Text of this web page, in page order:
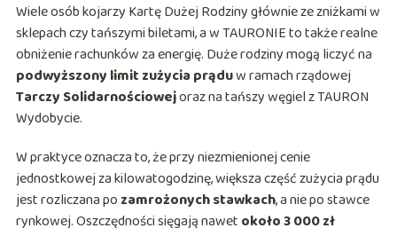
Wiele osób kojarzy Kartę Dużej Rodziny głównie ze zniżkami w
sklepach czy tańszymi biletami, a w TAURONIE to także realne
obniżenie rachunków za energię. Duże rodziny mogą liczyć na
podwyższony limit zużycia prąduw ramach rządowej
Tarczy Solidarnościowejoraz na tańszy węgiel z TAURON
Wydobycie.
W praktyce oznacza to, że przy niezmienionej cenie
jednostkowej za kilowatogodzinę, większa część zużycia prądu
jest rozliczana po zamrożonych stawkach, a nie po stawce
rynkowej. Oszczędności sięgają nawet około 3 000 zł